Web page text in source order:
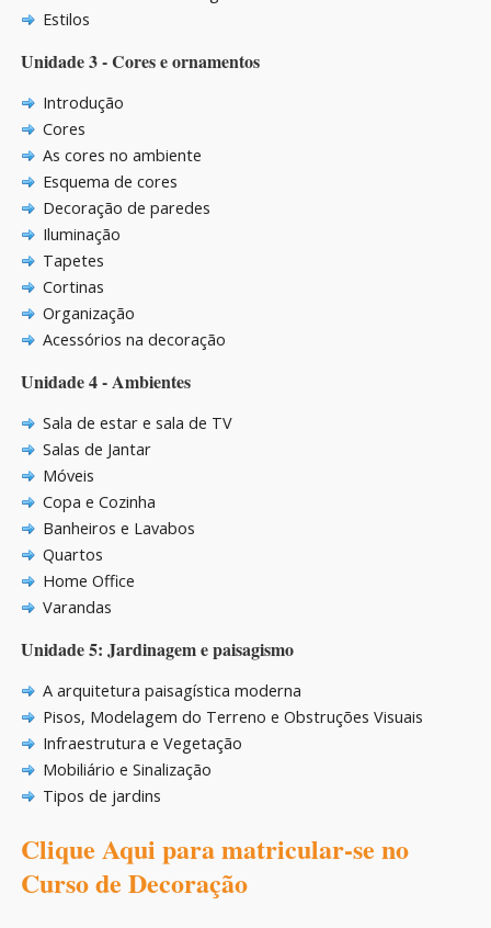
Estilos
Unidade 3 - Cores e ornamentos
Introdução
Cores
As cores no ambiente
Esquema de cores
Decoração de paredes
Iluminação
Tapetes
Cortinas
Organização
Acessórios na decoração
Unidade 4 - Ambientes
Sala de estar e sala de TV
Salas de Jantar
Móveis
Copa e Cozinha
Banheiros e Lavabos
Quartos
Home Office
Varandas
Unidade 5: Jardinagem e paisagismo
A arquitetura paisagística moderna
Pisos, Modelagem do Terreno e Obstruções Visuais
Infraestrutura e Vegetação
Mobiliário e Sinalização
Tipos de jardins
Clique Aqui para matricular-se no
Curso de Decoração